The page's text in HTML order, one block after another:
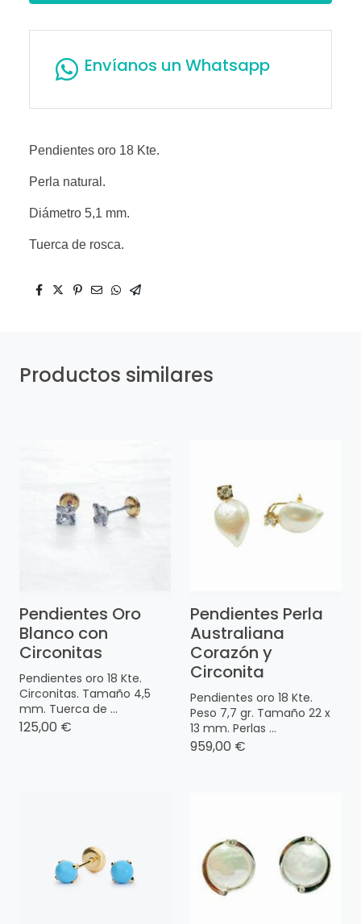
Envíanos un Whatsapp
Pendientes oro 18 Kte.
Perla natural.
Diámetro 5,1 mm.
Tuerca de rosca.
Productos similares
Pendientes Oro
Blanco con
Circonitas
Pendientes oro 18 Kte.
Circonitas. Tamaño 4,5
mm. Tuerca de ...
125,00 €
Pendientes Perla
Australiana
Corazón y
Circonita
Pendientes oro 18 Kte.
Peso 7,7 gr. Tamaño 22 x
13 mm. Perlas ...
959,00 €